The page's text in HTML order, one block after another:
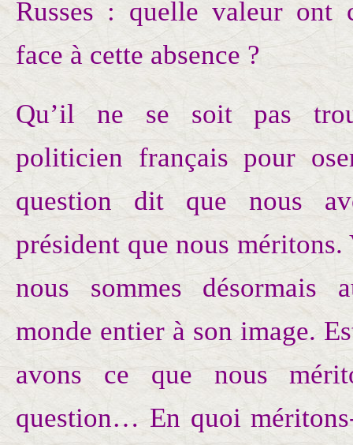
Russes : quelle valeur ont
face à cette absence ?
Qu’il ne se soit pas
politicien français pour
question dit que nous
président que nous
nous sommes désormais
monde entier à son image.
avons ce que nous
question… En quoi